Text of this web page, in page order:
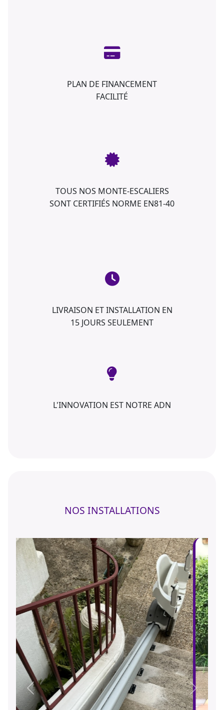
PLAN DE FINANCEMENT
FACILITÉ
TOUS NOS MONTE-ESCALIERS
SONT CERTIFIÉS NORME EN81-40
LIVRAISON ET INSTALLATION EN
15 JOURS SEULEMENT
L'INNOVATION EST NOTRE ADN
NOS INSTALLATIONS
Précédent Suivant